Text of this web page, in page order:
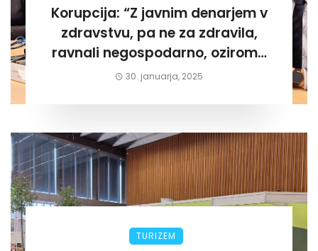
Korupcija: “Z javnim denarjem v
zdravstvu, pa ne za zdravila,
ravnali negospodarno, oziroma
za lastni žep. Tokrat na Žalskem«
30. januarja, 2025
TURIZEM